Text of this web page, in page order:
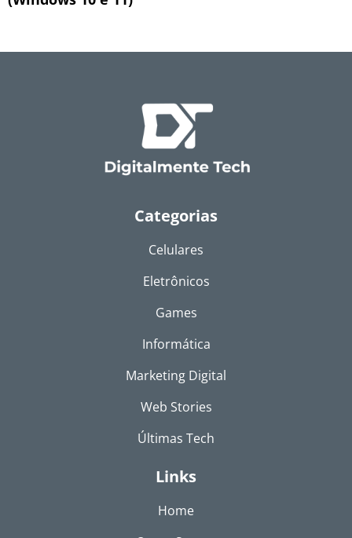
Categorias
Celulares
Eletrônicos
Games
Informática
Marketing Digital
Web Stories
Últimas Tech
Links
Home